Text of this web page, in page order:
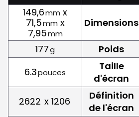
149,6mm x
71,5mm x
7,95mm
Dimensions
177g Poids
6.3pouces
Taille
d'écran
2622 x 1206
Définition
de l'écran